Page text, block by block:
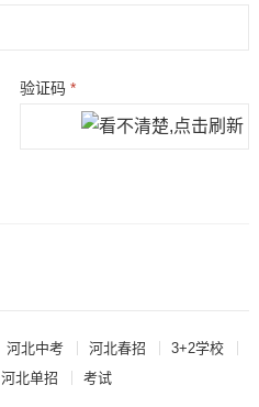
验证码*
河北中考 河北春招
3+2学校
河北单招 考试